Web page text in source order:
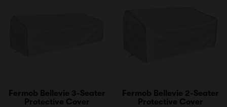
Fermob Bellevie 3-Seater
Protective Cover
Fermob Bellevie 2-Seater
Protective Cover